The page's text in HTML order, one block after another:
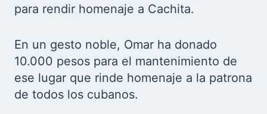
para rendir homenaje a Cachita.
En un gesto noble, Omar ha donado
10.000 pesos para el mantenimiento de
ese lugar que rinde homenaje a la patrona
de todos los cubanos.